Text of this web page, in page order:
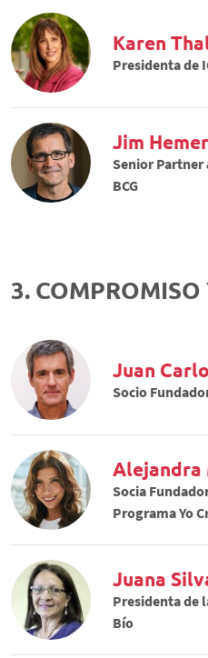
Karen
Presidenta de
Jim
Senior Partner
BCG
3.
Juan
Socio
Alejandra
Socia
Programa Yo
Juana
Presidenta de
Bío